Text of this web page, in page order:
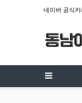
네이버 공식카